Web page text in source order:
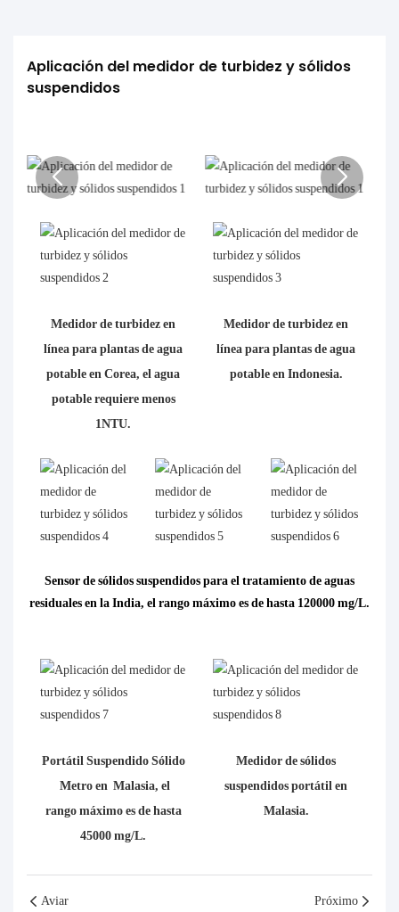
Aplicación del medidor de turbidez y sólidos
suspendidos
Medidor de turbidez en
línea para plantas de agua
potable en Corea, el agua
potable requiere menos
1NTU.
Medidor de turbidez en
línea para plantas de agua
potable en Indonesia.
Sensor de sólidos suspendidos para el tratamiento de aguas
residuales en la India, el rango máximo es de hasta 120000 mg/L.
Portátil Suspendido Sólido
Metro en Malasia, el
rango máximo es de hasta
45000 mg/L.
Medidor de sólidos
suspendidos portátil en
Malasia.
Aviar Próximo